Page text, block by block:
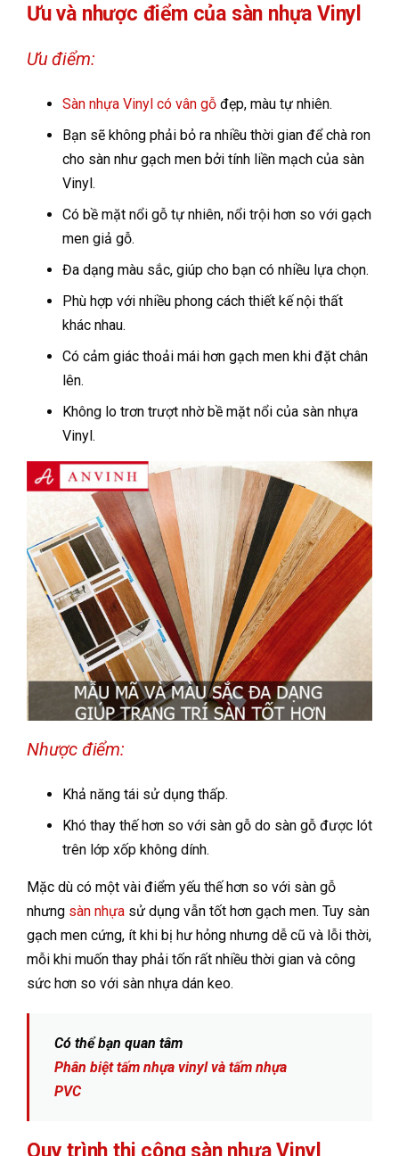
Ưu và nhược điểm của sàn nhựa Vinyl
Ưu điểm:
Sàn nhựa Vinyl có vân gỗ đẹp, màu tự nhiên.
Bạn sẽ không phải bỏ ra nhiều thời gian để chà ron
cho sàn như gạch men bởi tính liền mạch của sàn
Vinyl.
Có bề mặt nổi gỗ tự nhiên, nổi trội hơn so với gạch
men giả gỗ.
Đa dạng màu sắc, giúp cho bạn có nhiều lựa chọn.
Phù hợp với nhiều phong cách thiết kế nội thất
khác nhau.
Có cảm giác thoải mái hơn gạch men khi đặt chân
lên.
Không lo trơn trượt nhờ bề mặt nổi của sàn nhựa
Vinyl.
Nhược điểm:
Khả năng tái sử dụng thấp.
Khó thay thế hơn so với sàn gỗ do sàn gỗ được lót
trên lớp xốp không dính.
Mặc dù có một vài điểm yếu thế hơn so với sàn gỗ
nhưng sàn nhựa sử dụng vẫn tốt hơn gạch men. Tuy sàn
gạch men cứng, ít khi bị hư hỏng nhưng dễ cũ và lỗi thời,
mỗi khi muốn thay phải tốn rất nhiều thời gian và công
sức hơn so với sàn nhựa dán keo.
Có thể bạn quan tâm
Phân biệt tấm nhựa vinyl và tấm nhựa
PVC
Quy trình thi công sàn nhựa Vinyl